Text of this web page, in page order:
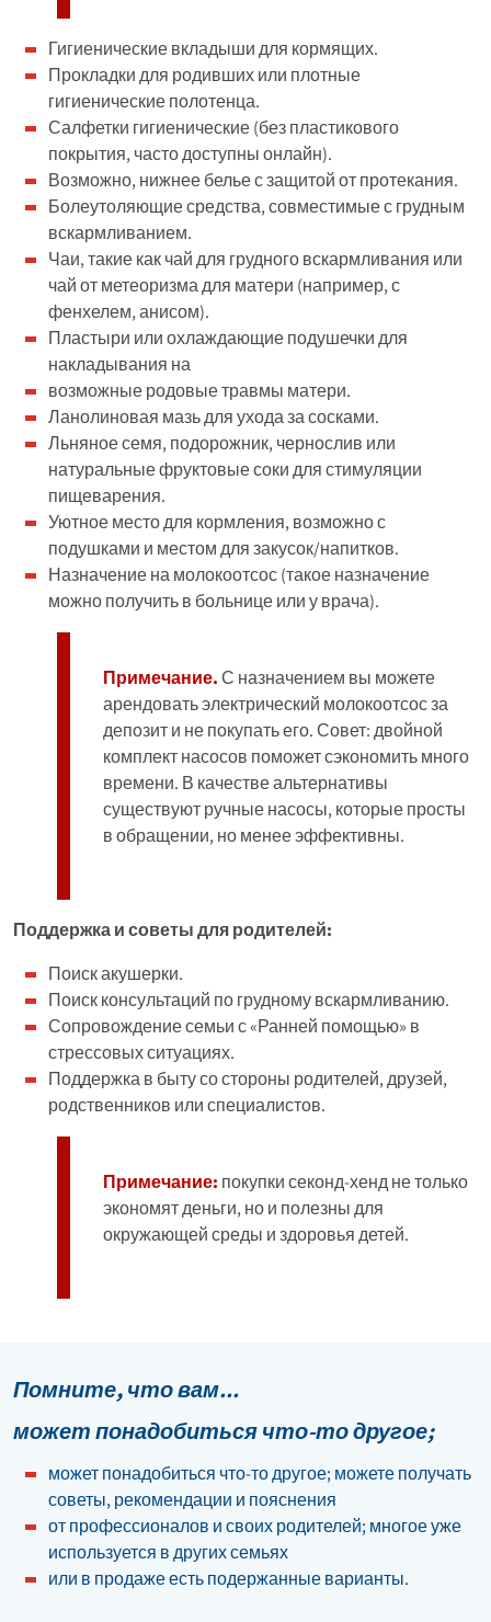
Гигиенические вкладыши для кормящих.
Прокладки для родивших или плотные
гигиенические полотенца.
Салфетки гигиенические (без пластикового
покрытия, часто доступны онлайн).
Возможно, нижнее белье с защитой от протекания.
Болеутоляющие средства, совместимые с грудным
вскармливанием.
Чаи, такие как чай для грудного вскармливания или
чай от метеоризма для матери (например, с
фенхелем, анисом).
Пластыри или охлаждающие подушечки для
накладывания на
возможные родовые травмы матери.
Ланолиновая мазь для ухода за сосками.
Льняное семя, подорожник, чернослив или
натуральные фруктовые соки для стимуляции
пищеварения.
Уютное место для кормления, возможно с
подушками и местом для закусок/напитков.
Назначение на молокоотсос (такое назначение
можно получить в больнице или у врача).
Примечание.С назначением вы можете
арендовать электрический молокоотсос за
депозит и не покупать его. Совет: двойной
комплект насосов поможет сэкономить много
времени. В качестве альтернативы
существуют ручные насосы, которые просты
в обращении, но менее эффективны.
Поддержка и советы для родителей:
Поиск акушерки.
Поиск консультаций по грудному вскармливанию.
Сопровождение семьи с «Ранней помощью» в
стрессовых ситуациях.
Поддержка в быту со стороны родителей, друзей,
родственников или специалистов.
Примечание: покупки секонд-хенд не только
экономят деньги, но и полезны для
окружающей среды и здоровья детей.
Помните,что вам...
может понадобиться что-то другое;
может понадобиться что-то другое; можете получать
советы, рекомендации и пояснения
от профессионалов и своих родителей; многое уже
используется в других семьях
или в продаже есть подержанные варианты.